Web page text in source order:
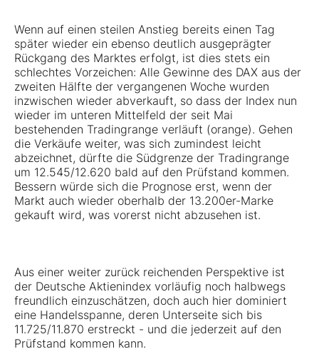
Wenn auf einen steilen Anstieg bereits einen Tag
später wieder ein ebenso deutlich ausgeprägter
Rückgang des Marktes erfolgt, ist dies stets ein
schlechtes Vorzeichen: Alle Gewinne des DAX aus der
zweiten Hälfte der vergangenen Woche wurden
inzwischen wieder abverkauft, so dass der Index nun
wieder im unteren Mittelfeld der seit Mai
bestehenden Tradingrange verläuft (orange). Gehen
die Verkäufe weiter, was sich zumindest leicht
abzeichnet, dürfte die Südgrenze der Tradingrange
um 12.545/12.620 bald auf den Prüfstand kommen.
Bessern würde sich die Prognose erst, wenn der
Markt auch wieder oberhalb der 13.200er-Marke
gekauft wird, was vorerst nicht abzusehen ist.
Aus einer weiter zurück reichenden Perspektive ist
der Deutsche Aktienindex vorläufig noch halbwegs
freundlich einzuschätzen, doch auch hier dominiert
eine Handelsspanne, deren Unterseite sich bis
11.725/11.870 erstreckt - und die jederzeit auf den
Prüfstand kommen kann.